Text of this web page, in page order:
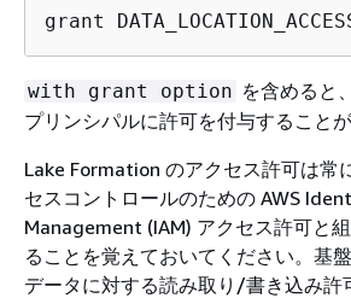
grant
with grant option を含めると
プリンシパルに許可を付与することが
Lake Formation のアクセス許可は常
セスコントロールのための AWS
Management (IAM) アクセス許可と
ることを覚えておいてください。基
データに対する読み取り/書き込み許